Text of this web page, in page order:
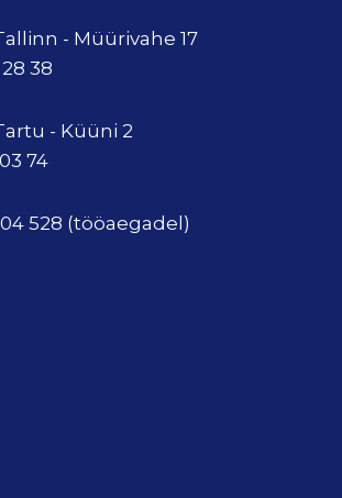
- Müürivahe 17
38
- Küüni 2
74
528 (tööaegadel)